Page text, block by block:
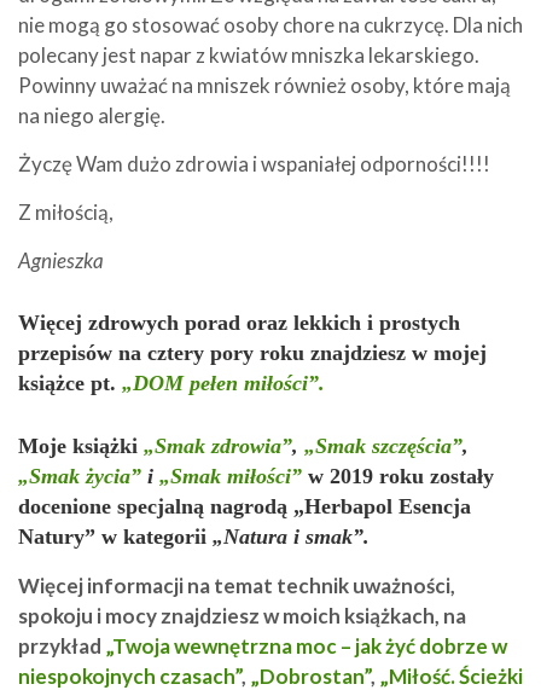
nie mogą go stosować osoby chore na cukrzycę. Dla nich
polecany jest napar z kwiatów mniszka lekarskiego.
Powinny uważać na mniszek również osoby, które mają
na niego alergię.
Życzę Wam dużo zdrowia i wspaniałej odporności!!!!
Z miłością,
Agnieszka
Więcej zdrowych porad oraz lekkich i prostych
przepisów na cztery pory roku znajdziesz w mojej
książce pt. „DOM pełen miłości”.
Moje książki „Smak zdrowia”, „Smak szczęścia”,
„Smak życia” i „Smak miłości” w 2019 roku zostały
docenione specjalną nagrodą „Herbapol Esencja
Natury” w kategorii „Natura i smak”.
Więcej informacji na temat technik uważności,
spokoju i mocy znajdziesz w moich książkach, na
przykład „Twoja wewnętrzna moc – jak żyć dobrze w
niespokojnych czasach”, „Dobrostan”, „Miłość. Ścieżki